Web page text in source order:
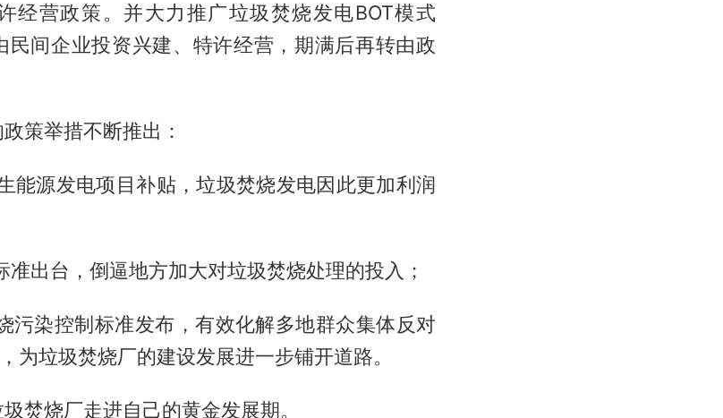
经营政策。并大力推广垃圾焚烧发电BOT模式
民间企业投资兴建、特许经营，期满后再转由政
策举措不断推出：
能源发电项目补贴，垃圾焚烧发电因此更加利润
出台，倒逼地方加大对垃圾焚烧处理的投入；
污染控制标准发布，有效化解多地群众集体反对
为垃圾焚烧厂的建设发展进一步铺开道路。
焚烧厂走进自己的黄金发展期。